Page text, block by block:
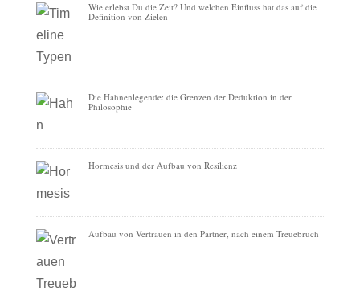
Wie erlebst Du die Zeit? Und welchen Einfluss hat das auf die
Definition von Zielen
Die Hahnenlegende: die Grenzen der Deduktion in der
Philosophie
Hormesis und der Aufbau von Resilienz
Aufbau von Vertrauen in den Partner, nach einem Treuebruch